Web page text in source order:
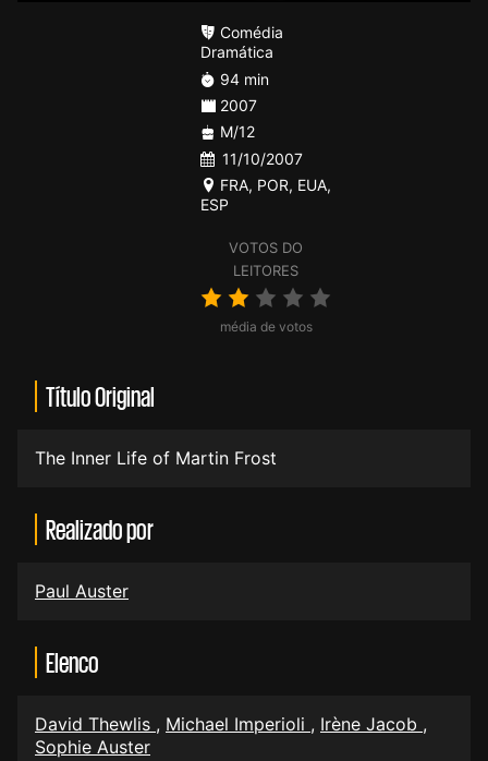
VOTOS DO
LEITORES
média de votos
Comédia
Dramática
94 min
2007
M/12
11/10/2007
FRA, POR, EUA,
ESP
Título Original
The Inner Life of Martin Frost
Realizado por
Paul Auster
Elenco
David Thewlis , Michael Imperioli , Irène Jacob ,
Sophie Auster